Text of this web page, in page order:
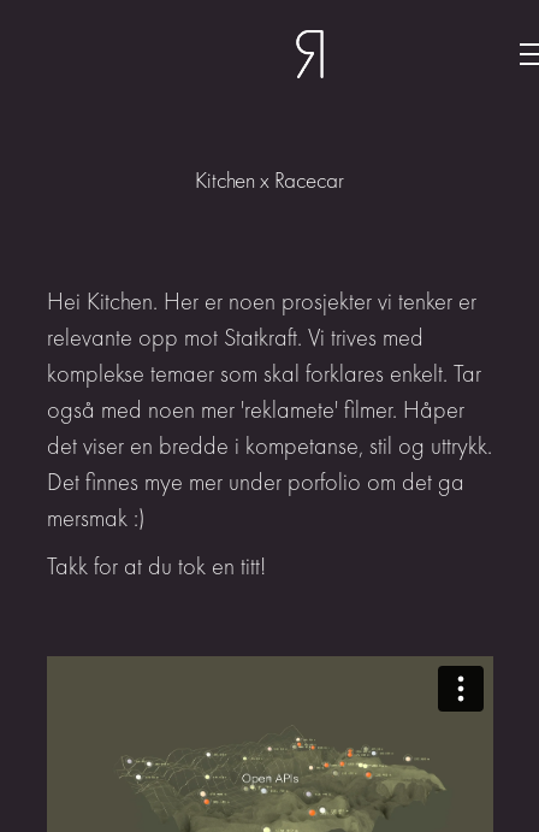
Kitchen x Racecar
Hei Kitchen. Her er noen prosjekter vi tenker er
relevante opp mot Statkraft. Vi trives med
komplekse temaer som skal forklares enkelt. Tar
også med noen mer 'reklamete' filmer. Håper
det viser en bredde i kompetanse, stil og uttrykk.
Det finnes mye mer under porfolio om det ga
mersmak :)
Takk for at du tok en titt!